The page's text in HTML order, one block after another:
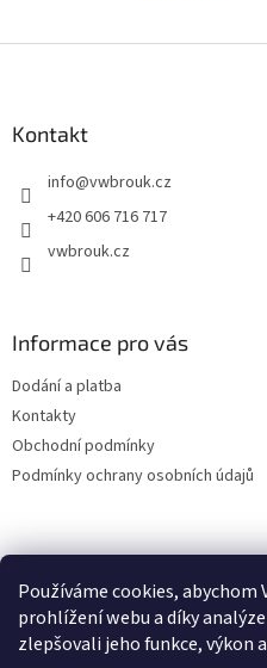
Používáme cookies,
prohlížení webu a díky
zlepšovali jeho funkce, výkon
Kontakt
info@vwbrouk.cz
+420 606 716 717
vwbrouk.cz
Informace pro vás
Dodání a platba
Kontakty
Obchodní podmínky
Podmínky ochrany osobních údajů